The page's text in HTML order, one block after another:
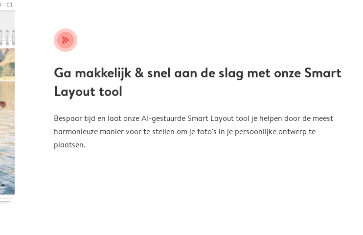
stars_plus
Ga makkelijk & snel aan de slag met onze Smart
Layout tool
Bespaar tijd en laat onze AI-gestuurde Smart Layout tool je helpen door de meest
harmonieuze manier voor te stellen om je foto's in je persoonlijke ontwerp te
plaatsen.